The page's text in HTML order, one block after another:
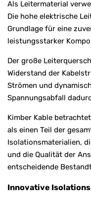
Als Leitermaterial
Die hohe elektrische
Grundlage für eine
leistungsstarker
Der große
Widerstand der
Strömen und
Spannungsabfall
Kimber Kable
als einen Teil der
Isolationsmaterialien,
und die Qualität der
entscheidende
Innovative